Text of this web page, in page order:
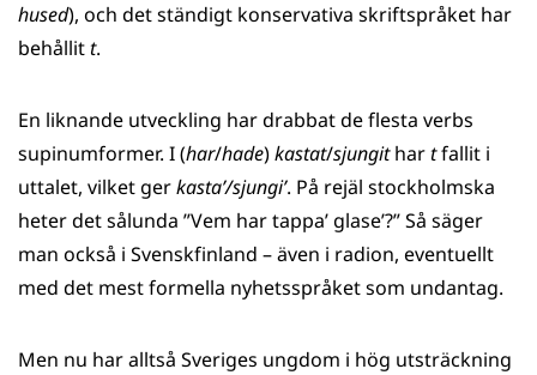
hused), och det ständigt konservativa skriftspråket har
behållitt.
En liknande utveckling har drabbat de flesta verbs
supinumformer. I (har/hade)kastat/sjungithartfallit i
uttalet, vilket gerkasta’/sjungi’. På rejäl stockholmska
heter det sålunda ”Vem har tappa’ glase’?” Så säger
man också i Svenskfinland – även i radion, eventuellt
med det mest formella nyhetsspråket som undantag.
Men nu har alltså Sveriges ungdom i hög utsträckning